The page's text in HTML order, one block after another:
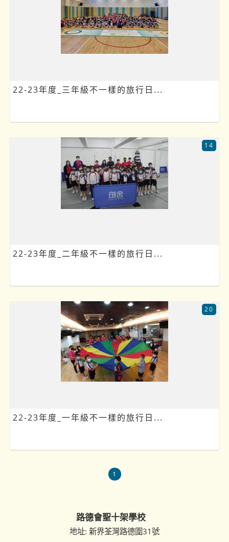
22-23年度_三年級不一樣的旅行日...
22-23年度_二年級不一樣的旅行日...
14
22-23年度_一年級不一樣的旅行日...
20
1
路德會聖十架學校
地址: 新界荃灣路德圍31號